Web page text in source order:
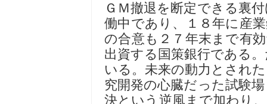
ＧＭ撤退を断定できる裏
働中であり、１８年に産
の合意も２７年末まで有
出資する国策銀行である
いる。未来の動力とされ
究開発の心臓だった試験
決という逆風まで加わり